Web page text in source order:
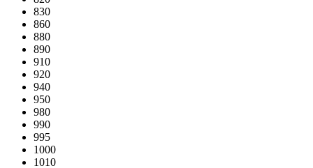
830
860
880
890
910
920
940
950
980
990
995
1000
1010